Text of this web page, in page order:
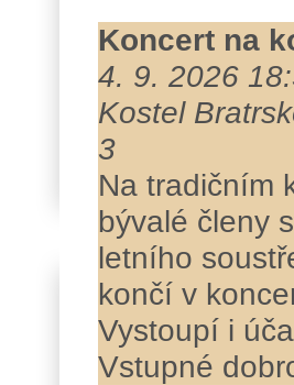
Koncert na
4. 9. 2026
Kostel
3
Na tradičním
bývalé členy
letního
končí v
Vystoupí i
Vstupné